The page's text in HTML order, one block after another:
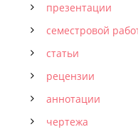
презентации
семестровой
статьи
рецензии
аннотации
чертежа